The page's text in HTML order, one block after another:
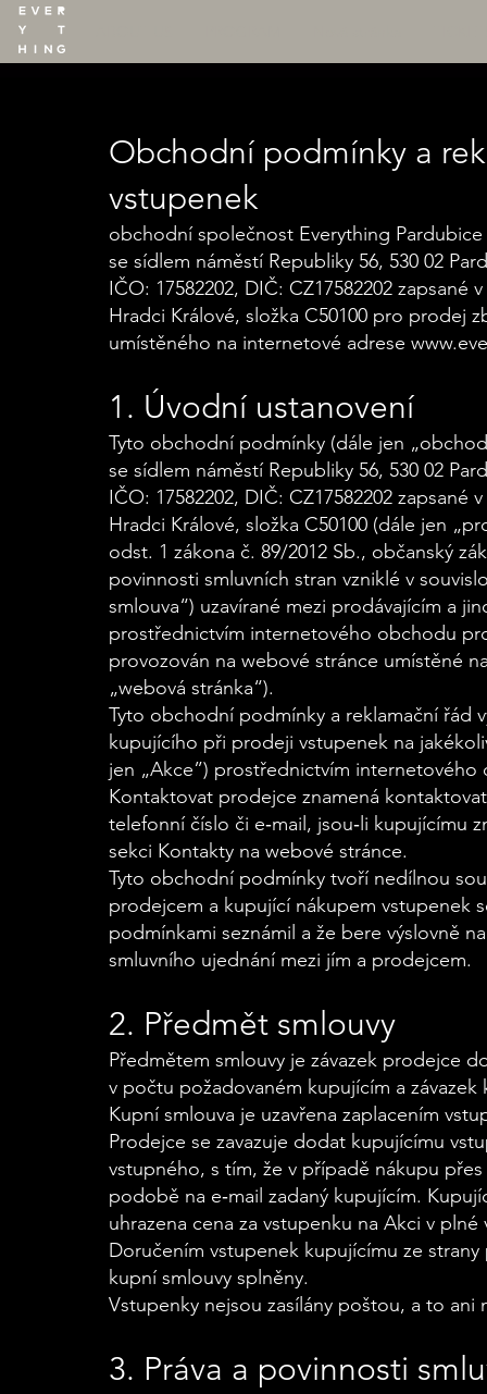
Obchodní podmínky a
vstupenek
obchodní společnost Everything Pardubice
se sídlem náměstí Republiky 56, 530 02
IČO: 17582202, DIČ: CZ17582202
Hradci Králové, složka C50100 pro prodej
umístěného na internetové adrese
1. Úvodní ustanovení
Tyto obchodní podmínky (dále jen
se sídlem náměstí Republiky 56, 530 02
IČO: 17582202, DIČ: CZ17582202
Hradci Králové, složka C50100 (dále jen
odst. 1 zákona č. 89/2012 Sb., občanský
povinnosti smluvních stran vzniklé v
smlouva“) uzavírané mezi prodávajícím a
prostřednictvím internetového obchodu
provozován na webové stránce umístěné
„webová stránka“).
Tyto obchodní podmínky a reklamační řád
kupujícího při prodeji vstupenek na
jen „Akce”) prostřednictvím
Kontaktovat prodejce znamená
telefonní číslo či e‐mail, jsou‐li kupujícímu
sekci Kontakty na webové stránce.
Tyto obchodní podmínky tvoří nedílnou
prodejcem a kupující nákupem vstupenek
podmínkami seznámil a že bere výslovně
smluvního ujednání mezi jím a prodejcem.
2. Předmět smlouvy
Předmětem smlouvy je závazek prodejce
v počtu požadovaném kupujícím a
Kupní smlouva je uzavřena zaplacením
Prodejce se zavazuje dodat kupujícímu
vstupného, s tím, že v případě nákupu
podobě na e‐mail zadaný kupujícím.
uhrazena cena za vstupenku na Akci v
Doručením vstupenek kupujícímu ze
kupní smlouvy splněny.
Vstupenky nejsou zasílány poštou, a to ani
3. Práva a povinnosti